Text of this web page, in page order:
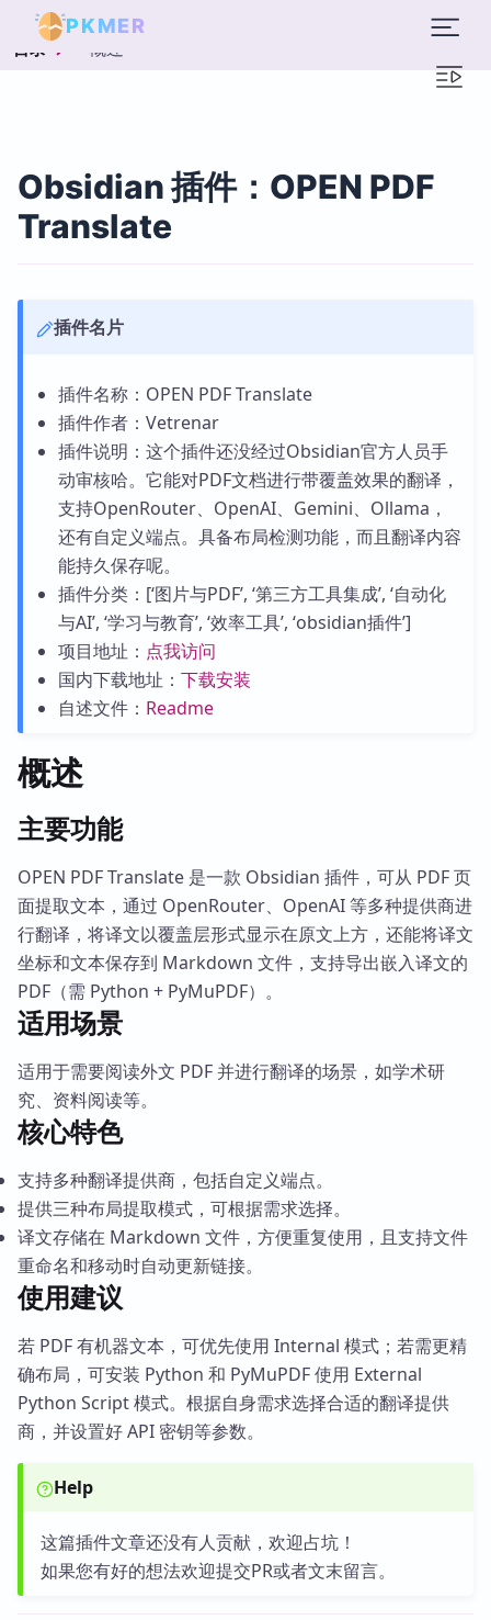
PKMER
目录 概述
Obsidian 插件：OPEN PDF
Translate
插件名片
插件名称：OPEN PDF Translate
插件作者：Vetrenar
插件说明：这个插件还没经过Obsidian官方人员手
动审核哈。它能对PDF文档进行带覆盖效果的翻译，
支持OpenRouter、OpenAI、Gemini、Ollama，
还有自定义端点。具备布局检测功能，而且翻译内容
能持久保存呢。
插件分类：[‘图片与PDF’, ‘第三方工具集成’, ‘自动化
与AI’, ‘学习与教育’, ‘效率工具’, ‘obsidian插件’]
项目地址： 点我访问
国内下载地址： 下载安装
自述文件： Readme
概述
主要功能
OPEN PDF Translate 是一款 Obsidian 插件，可从 PDF 页
面提取文本，通过 OpenRouter、OpenAI 等多种提供商进
行翻译，将译文以覆盖层形式显示在原文上方，还能将译文
坐标和文本保存到 Markdown 文件，支持导出嵌入译文的
PDF（需 Python + PyMuPDF）。
适用场景
适用于需要阅读外文 PDF 并进行翻译的场景，如学术研
究、资料阅读等。
核心特色
支持多种翻译提供商，包括自定义端点。
提供三种布局提取模式，可根据需求选择。
译文存储在 Markdown 文件，方便重复使用，且支持文件
重命名和移动时自动更新链接。
使用建议
若 PDF 有机器文本，可优先使用 Internal 模式；若需更精
确布局，可安装 Python 和 PyMuPDF 使用 External
Python Script 模式。根据自身需求选择合适的翻译提供
商，并设置好 API 密钥等参数。
Help
这篇插件文章还没有人贡献，欢迎占坑！
如果您有好的想法欢迎提交PR或者文末留言。